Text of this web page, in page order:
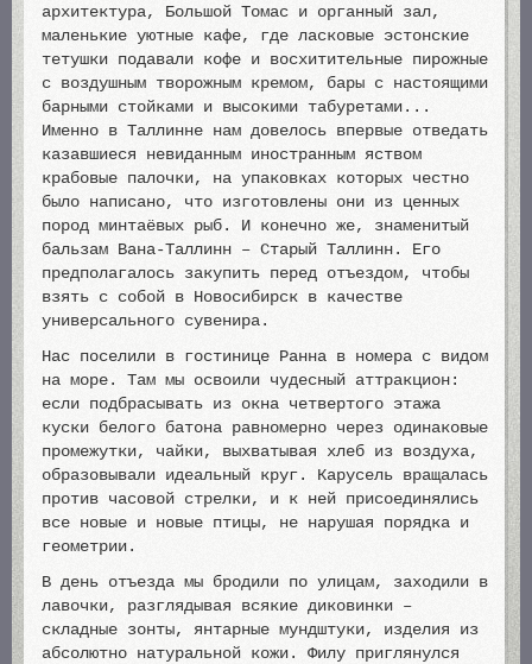
архитектура, Большой Томас и органный зал,
маленькие уютные кафе, где ласковые эстонские
тетушки подавали кофе и восхитительные пирожные
с воздушным творожным кремом, бары с настоящими
барными стойками и высокими табуретами...
Именно в Таллинне нам довелось впервые отведать
казавшиеся невиданным иностранным яством
крабовые палочки, на упаковках которых честно
было написано, что изготовлены они из ценных
пород минтаёвых рыб. И конечно же, знаменитый
бальзам Вана-Таллинн – Старый Таллинн. Его
предполагалось закупить перед отъездом, чтобы
взять с собой в Новосибирск в качестве
универсального сувенира.
Нас поселили в гостинице Ранна в номера с видом
на море. Там мы освоили чудесный аттракцион:
если подбрасывать из окна четвертого этажа
куски белого батона равномерно через одинаковые
промежутки, чайки, выхватывая хлеб из воздуха,
образовывали идеальный круг. Карусель вращалась
против часовой стрелки, и к ней присоединялись
все новые и новые птицы, не нарушая порядка и
геометрии.
В день отъезда мы бродили по улицам, заходили в
лавочки, разглядывая всякие диковинки –
складные зонты, янтарные мундштуки, изделия из
абсолютно натуральной кожи. Филу приглянулся